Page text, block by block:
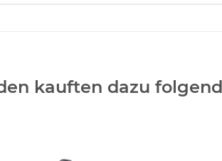
kauften dazu